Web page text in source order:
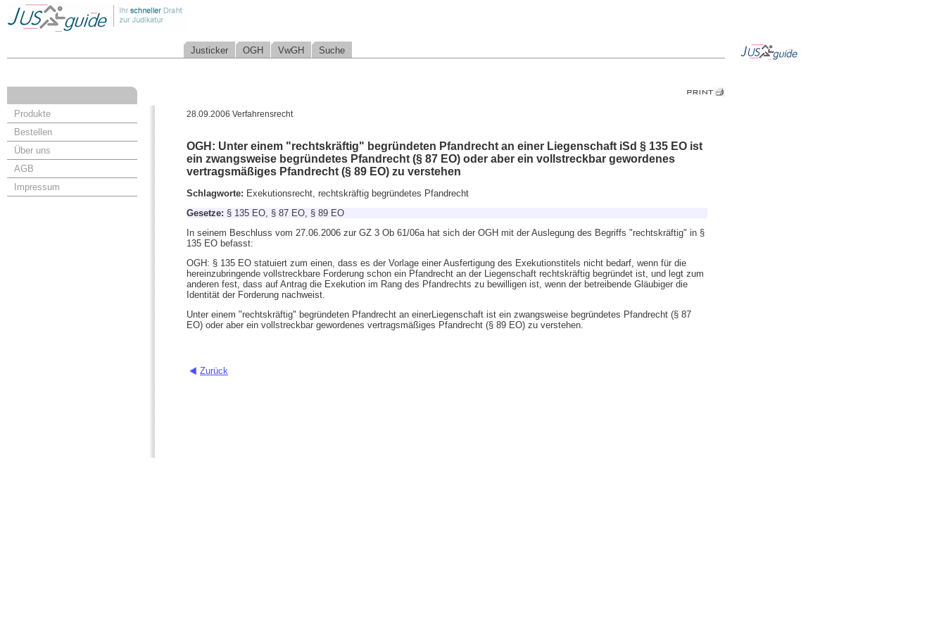
Justicker OGH VwGH Suche
Produkte
Bestellen
Über uns
AGB
Impressum
28.09.2006 Verfahrensrecht
OGH: Unter einem "rechtskräftig" begründeten Pfandrecht an einer Liegenschaft iSd § 135 EO ist
ein zwangsweise begründetes Pfandrecht (§ 87 EO) oder aber ein vollstreckbar gewordenes
vertragsmäßiges Pfandrecht (§ 89 EO) zu verstehen
Schlagworte: Exekutionsrecht, rechtskräftig begründetes Pfandrecht
Gesetze: § 135 EO, § 87 EO, § 89 EO
In seinem Beschluss vom 27.06.2006 zur GZ 3 Ob 61/06a hat sich der OGH mit der Auslegung des Begriffs "rechtskräftig" in §
135 EO befasst:
OGH: § 135 EO statuiert zum einen, dass es der Vorlage einer Ausfertigung des Exekutionstitels nicht bedarf, wenn für die
hereinzubringende vollstreckbare Forderung schon ein Pfandrecht an der Liegenschaft rechtskräftig begründet ist, und legt zum
anderen fest, dass auf Antrag die Exekution im Rang des Pfandrechts zu bewilligen ist, wenn der betreibende Gläubiger die
Identität der Forderung nachweist.
Unter einem "rechtskräftig" begründeten Pfandrecht an einerLiegenschaft ist ein zwangsweise begründetes Pfandrecht (§ 87
EO) oder aber ein vollstreckbar gewordenes vertragsmäßiges Pfandrecht (§ 89 EO) zu verstehen.
Zurück